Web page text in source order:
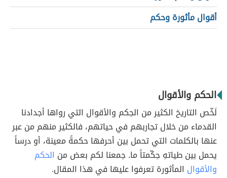
أقوال مأثورة وحكم
الحكم والأقوال
لَخّص التاريخ الكثير من الحِكم والأقوال التي رواها أجدادنا
القدماء من خلال تجاربهم في حياتهم، فالكثير منهم من عبر
عنها بالكلمات التي تحمل بين أحرفها حكمةً معينة، أو درساً
يحمل بين طياتهِ حِكّمتاً ما. جمعنا لكم بعض من الحكم
والأقوال المأثورة تعرفوا عليها في هذا المقال.